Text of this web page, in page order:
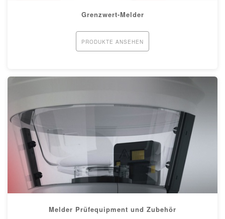
Grenzwert-Melder
PRODUKTE ANSEHEN
Melder Prüfequipment und Zubehör